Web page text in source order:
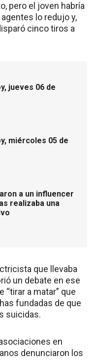
pero el joven habría
lo redujo y,
cinco tiros a
jueves 06 de
miércoles 05 de
a un influencer
realizaba una
que llevaba
un debate en ese
a matar” que
fundadas de que
suicidas.
en
denunciaron los